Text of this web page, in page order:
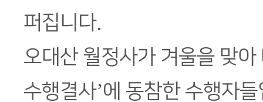
퍼집니다.
오대산 월정사가 겨울을 맞아
수행결사’에 동참한 수행자